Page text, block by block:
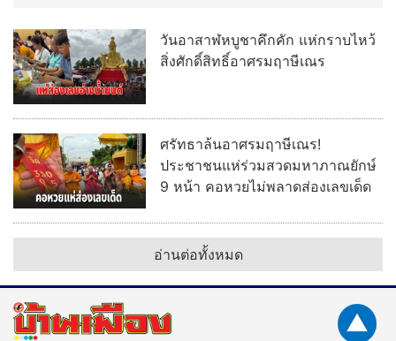
วันอาสาฬหบูชาคึกคัก แห่กราบไหว้
สิ่งศักดิ์สิทธิ์อาศรมฤาษีเณร
ศรัทธาล้นอาศรมฤาษีเณร!
ประชาชนแห่ร่วมสวดมหาภาณยักษ์
9 หน้า คอหวยไม่พลาดส่องเลขเด็ด
อ่านต่อทั้งหมด